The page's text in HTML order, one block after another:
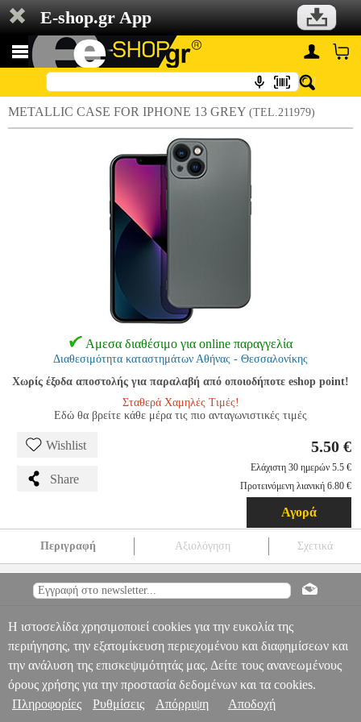
E-shop.gr App
METALLIC CASE FOR IPHONE 13 GREY (TEL.211979)
Αμεσα διαθέσιμο για online παραγγελία
Διαθεσιμότητα καταστημάτων Αθήνας - Θεσσαλονίκης
Χωρίς έξοδα αποστολής για παραλαβή από οποιοδήποτε eshop point!
Σταθερά Χαμηλές Τιμές!
Εδώ θα βρείτε κάθε μέρα τις πιο ανταγωνιστικές τιμές
Wishlist
Share
5.50 €
Ελάχιστη 30 ημερών 5.5 €
Προτεινόμενη λιανική 6.80 €
Αγορά
Περιγραφή Αξιολόγηση Σχετικά
TEL.211979 OEM OEM ΘΗΚΗ
METALLIC CASE FOR IPHONE
5.50
Πληροφορίες & Υπηρεσίες >
Η ιστοσελίδα χρησιμοποιεί cookies για την ευκολία της
περιήγησης, την εξατομίκευση περιεχομένου και διαφημίσεων και
την ανάλυση της επισκεψιμότητάς μας. Δείτε τους ανανεωμένους
όρους χρήσης για την προστασία δεδομένων και τα cookies.
Πληροφορίες
Ρυθμίσεις Απόρριψη Αποδοχή